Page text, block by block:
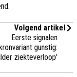
Volgend artikel
Eerste signalen
gunstig:
ziekteverloop'